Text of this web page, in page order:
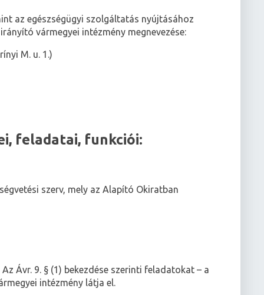
az egészségügyi szolgáltatás nyújtásához
vármegyei intézmény megnevezése:
M. u. 1.)
feladatai, funkciói:
szerv, mely az Alapító Okiratban
Ávr. 9. § (1) bekezdése szerinti feladatokat – a
intézmény látja el.